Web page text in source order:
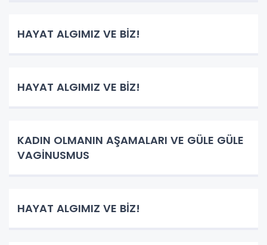
HAYAT ALGIMIZ VE BİZ!
HAYAT ALGIMIZ VE BİZ!
KADIN OLMANIN AŞAMALARI VE GÜLE GÜLE
VAGİNUSMUS
HAYAT ALGIMIZ VE BİZ!